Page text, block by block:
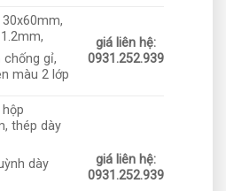
chống gỉ,
màu 2 lớp
giá liên hệ:
0931.252.939
thép dày
dày
giá liên hệ:
0931.252.939